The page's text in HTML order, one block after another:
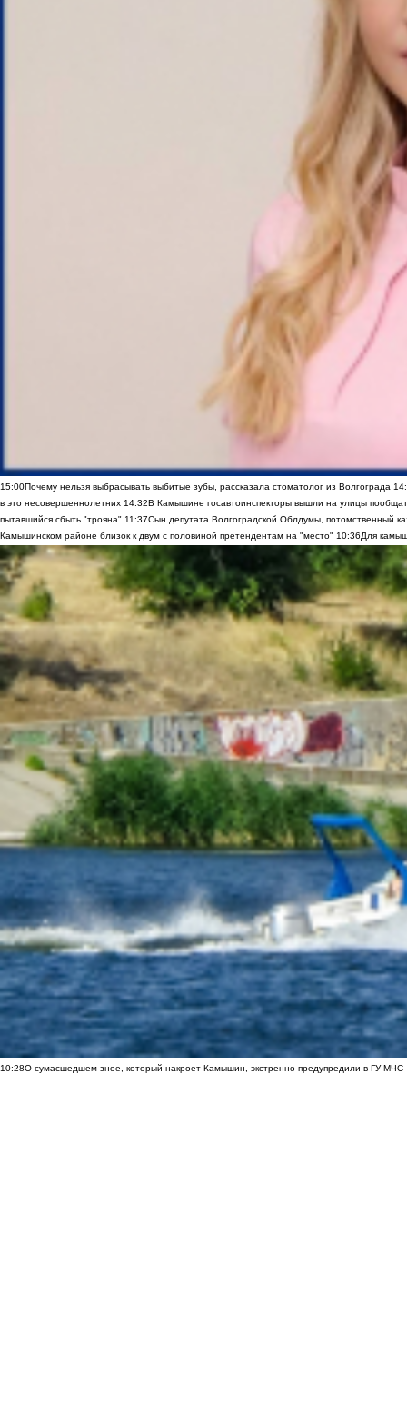
15:00Почему нельзя выбрасывать выбитые зубы, рассказала стоматолог из Волгограда
в это несовершеннолетних 14:32В Камышине госавтоинспекторы вышли на улицы
пытавшийся сбыть "трояна" 11:37Сын депутата Волгоградской Облдумы, потомственный
Камышинском районе близок к двум с половиной претендентам на "место" 10:36Для
10:28О сумасшедшем зное, который накроет Камышин, экстренно предупредили в ГУ МЧС